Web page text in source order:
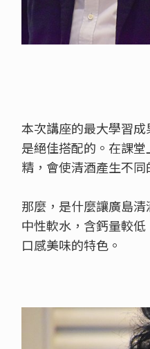
本次講座的最大學習
是絕佳搭配的。在課
精，會使清酒產生不
那麼，是什麼讓廣島
中性軟水，含鈣量較
口感美味的特色。